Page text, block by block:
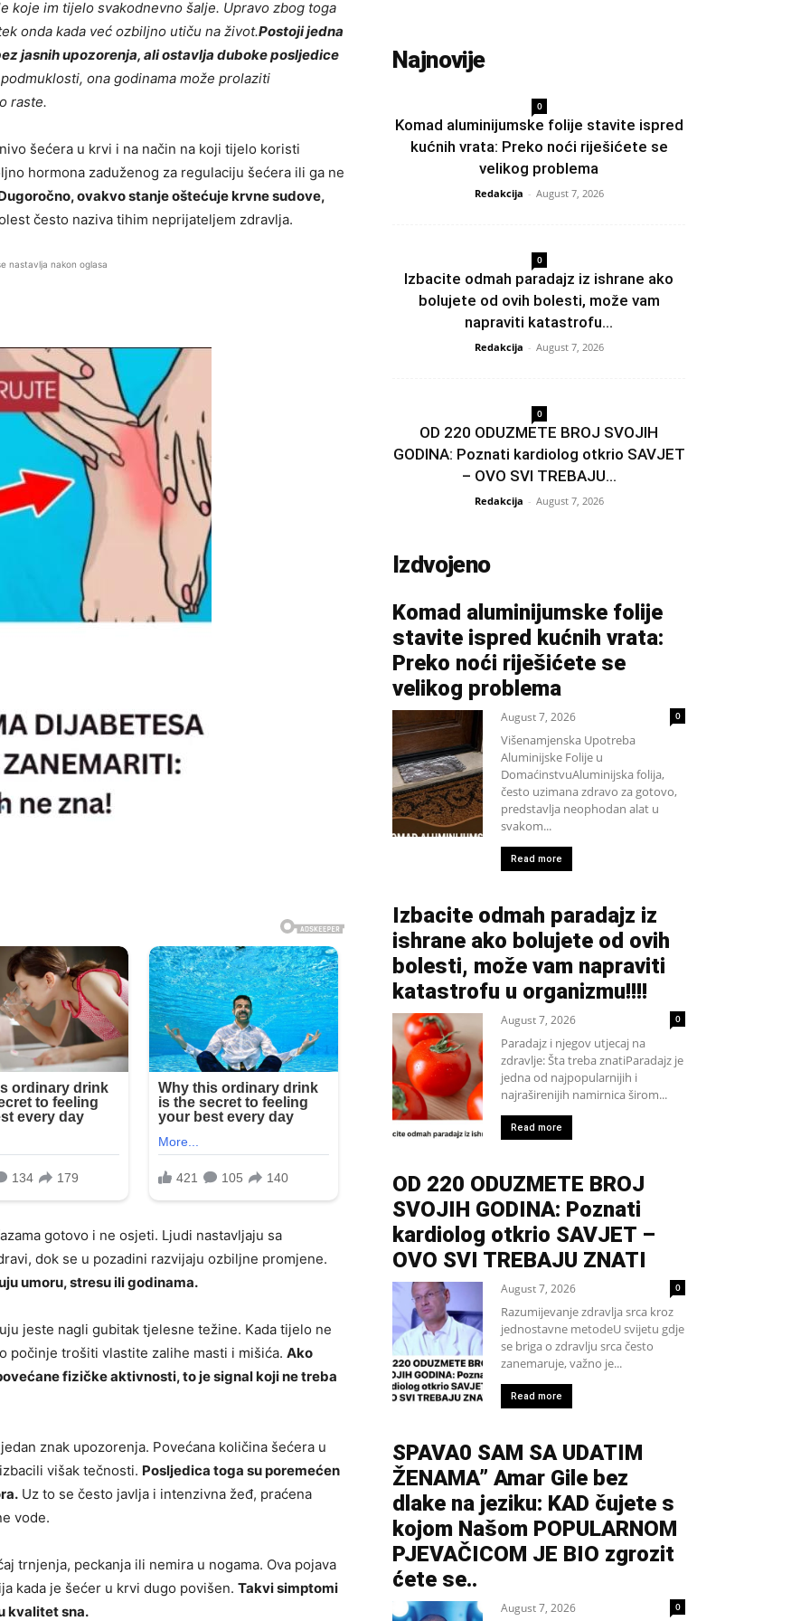
koje im tijelo svakodnevno šalje. Upravo zbog toga
onda kada već ozbiljno utiču na život.Postoji jedna
jasnih upozorenja, ali ostavlja duboke posljedice
ona godinama može prolaziti
raste.
šećera u krvi i na način na koji tijelo koristi
hormona zaduženog za regulaciju šećera ili ga ne
ovakvo stanje oštećuje krvne sudove,
često naziva tihim neprijateljem zdravlja.
nastavlja nakon oglasa
gotovo i ne osjeti. Ljudi nastavljaju sa
dok se u pozadini razvijaju ozbiljne promjene.
umoru, stresu ili godinama.
jeste nagli gubitak tjelesne težine. Kada tijelo ne
počinje trošiti vlastite zalihe masti i mišića. Ako
fizičke aktivnosti, to je signal koji ne treba
znak upozorenja. Povećana količina šećera u
višak tečnosti. Posljedica toga su poremećen
Uz to se često javlja i intenzivna žeđ, praćena
vode.
trnjenja, peckanja ili nemira u nogama. Ova pojava
kada je šećer u krvi dugo povišen. Takvi simptomi
kvalitet sna.
Najnovije
0
Komad aluminijumske folije stavite ispred
kućnih vrata: Preko noći riješićete se
velikog problema
Redakcija - August 7, 2026
0
Izbacite odmah paradajz iz ishrane ako
bolujete od ovih bolesti, može vam
napraviti katastrofu...
Redakcija - August 7, 2026
0
OD 220 ODUZMETE BROJ SVOJIH
GODINA: Poznati kardiolog otkrio SAVJET
– OVO SVI TREBAJU...
Redakcija - August 7, 2026
Izdvojeno
Komad aluminijumske folije
stavite ispred kućnih vrata:
Preko noći riješićete se
velikog problema
August 7, 2026 0
Višenamjenska Upotreba
Aluminijske Folije u
DomaćinstvuAluminijska folija,
često uzimana zdravo za gotovo,
predstavlja neophodan alat u
svakom...
Read more
Izbacite odmah paradajz iz
ishrane ako bolujete od ovih
bolesti, može vam napraviti
katastrofu u organizmu!!!!
August 7, 2026 0
Paradajz i njegov utjecaj na
zdravlje: Šta treba znatiParadajz je
jedna od najpopularnijih i
najraširenijih namirnica širom...
Read more
OD 220 ODUZMETE BROJ
SVOJIH GODINA: Poznati
kardiolog otkrio SAVJET –
OVO SVI TREBAJU ZNATI
August 7, 2026 0
Razumijevanje zdravlja srca kroz
jednostavne metodeU svijetu gdje
se briga o zdravlju srca često
zanemaruje, važno je...
Read more
SPAVA0 SAM SA UDATIM
ŽENAMA” Amar Gile bez
dlake na jeziku: KAD čujete s
kojom Našom POPULARNOM
PJEVAČICOM JE BIO zgrozit
ćete se..
August 7, 2026 0